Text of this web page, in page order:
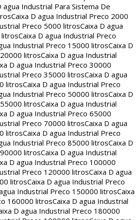
agua Industrial Para Sistema De
Caixa D agua Industrial Preco 2000
Preco 5000 litrosCaixa D agua
litrosCaixa D agua Industrial Preco
Industrial Preco 15000 litrosCaixa D
litrosCaixa D agua Industrial
D agua Industrial Preco 30000
Preco 35000 litrosCaixa D agua
litrosCaixa D agua Industrial Preco
Industrial Preco 50000 litrosCaixa D
litrosCaixa D agua Industrial
D agua Industrial Preco 65000
Preco 70000 litrosCaixa D agua
litrosCaixa D agua Industrial Preco
Industrial Preco 85000 litrosCaixa D
litrosCaixa D agua Industrial
D agua Industrial Preco 100000
Preco 120000 litrosCaixa D agua
litrosCaixa D agua Industrial Preco
Industrial Preco 150000 litrosCaixa
160000 litrosCaixa D agua Industrial
D agua Industrial Preco 180000